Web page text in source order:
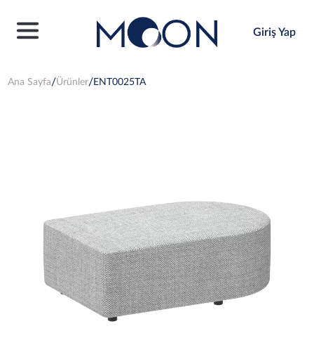
Giriş Yap
Ana Sayfa Ürünler ENT0025TA